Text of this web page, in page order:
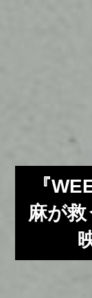
『
麻が